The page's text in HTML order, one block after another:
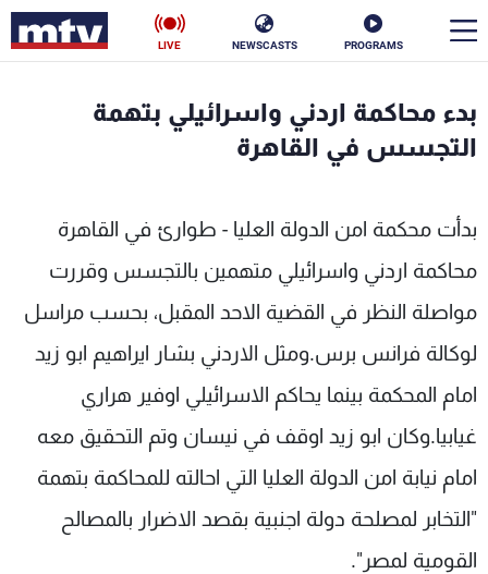
PROGRAMS
NEWSCASTS
LIVE
بدء محاكمة اردني واسرائيلي بتهمة
التجسس في القاهرة
بدأت محكمة امن الدولة العليا - طوارئ في القاهرة
محاكمة اردني واسرائيلي متهمين بالتجسس وقررت
مواصلة النظر في القضية الاحد المقبل، بحسب مراسل
لوكالة فرانس برس.ومثل الاردني بشار ايراهيم ابو زيد
امام المحكمة بينما يحاكم الاسرائيلي اوفير هراري
غيابيا.وكان ابو زيد اوقف في نيسان وتم التحقيق معه
امام نيابة امن الدولة العليا التي احالته للمحاكمة بتهمة
"التخابر لمصلحة دولة اجنبية بقصد الاضرار بالمصالح
القومية لمصر".
الأخبار
منوعات رياضة
كأس العالم
البرامج
جدول البرامج
شاهد البرامج